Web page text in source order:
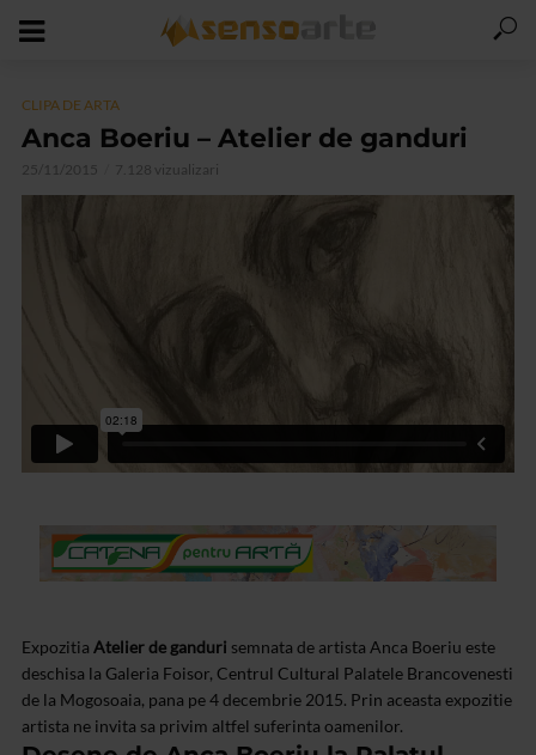
CLIPA DE ARTA
Anca Boeriu – Atelier de ganduri
25/11/2015 7.128 vizualizari
Expozitia Atelier de ganduri semnata de artista Anca Boeriu este
deschisa la Galeria Foisor, Centrul Cultural Palatele Brancovenesti
de la Mogosoaia, pana pe 4 decembrie 2015. Prin aceasta expozitie
artista ne invita sa privim altfel suferinta oamenilor.